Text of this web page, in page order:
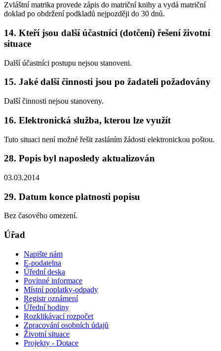
Zvláštní matrika provede zápis do matriční knihy a vydá matriční
doklad po obdržení podkladů nejpozději do 30 dnů.
14. Kteří jsou další účastníci (dotčení) řešení životní
situace
Další účastníci postupu nejsou stanoveni.
15. Jaké další činnosti jsou po žadateli požadovány
Další činnosti nejsou stanoveny.
16. Elektronická služba, kterou lze využít
Tuto situaci není možné řešit zasláním žádosti elektronickou poštou.
28. Popis byl naposledy aktualizován
03.03.2014
29. Datum konce platnosti popisu
Bez časového omezení.
Úřad
Napište nám
E-podatelna
Úřední deska
Povinné informace
Místní poplatky-odpady
Registr oznámení
Úřední hodiny
Rozklikávací rozpočet
Zpracování osobních údajů
Životní situace
Projekty - Dotace